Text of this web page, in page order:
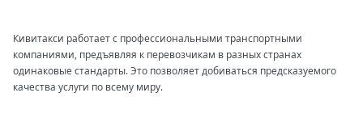
Кивитакси работает с профессиональными транспортными
компаниями, предъявляя к перевозчикам в разных странах
одинаковые стандарты. Это позволяет добиваться предсказуемого
качества услуги по всему миру.